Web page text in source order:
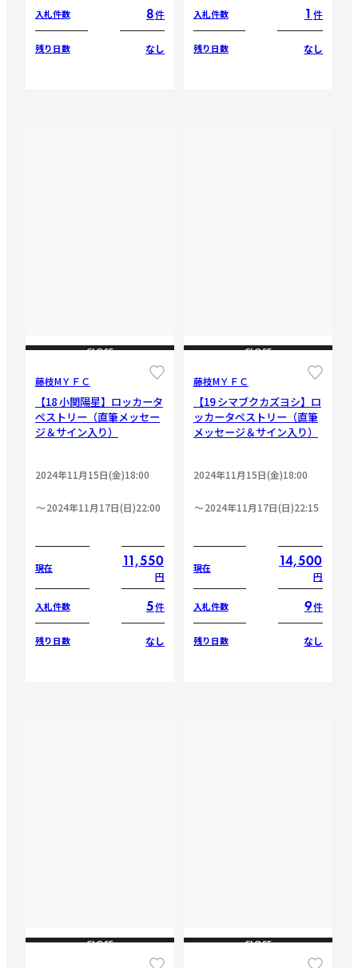
入札件数 8件
残り日数 なし
入札件数 1 件
残り日数 なし
CLOSE
藤枝МＹＦＣ
【18 小関陽星】ロッカータ
ペストリー（直筆メッセー
ジ＆サイン入り）
2024年11月15日(金)18:00
2024年11月17日(日)22:00
現在 11,550
円
入札件数 5件
残り日数 なし
CLOSE
藤枝МＹＦＣ
【19 シマブクカズヨシ】ロ
ッカータペストリー（直筆
メッセージ＆サイン入り）
2024年11月15日(金)18:00
2024年11月17日(日)22:15
現在 14,500
円
入札件数 9件
残り日数 なし
CLOSE CLOSE